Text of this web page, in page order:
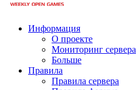
Информация
О проекте
Мониторинг сервера
Больше
Правила
Правила сервера